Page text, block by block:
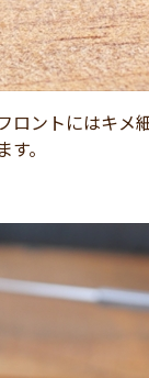
ロントにはキメ
。